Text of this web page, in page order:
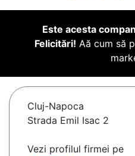
Este acesta
Felicitări! Aă cum să
Cluj-Napoca
Strada Emil Isac 2
Vezi profilul firmei pe